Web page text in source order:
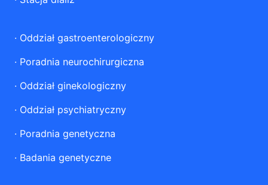
· Oddział gastroenterologiczny
· Poradnia neurochirurgiczna
· Oddział ginekologiczny
· Oddział psychiatryczny
· Poradnia genetyczna
· Badania genetyczne